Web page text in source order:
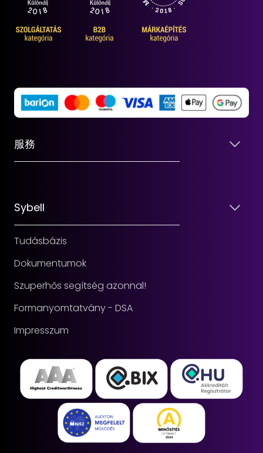
服務
Sybell
Tudásbázis
Dokumentumok
Szuperhős segítség azonnal!
Formanyomtatvány - DSA
Impresszum